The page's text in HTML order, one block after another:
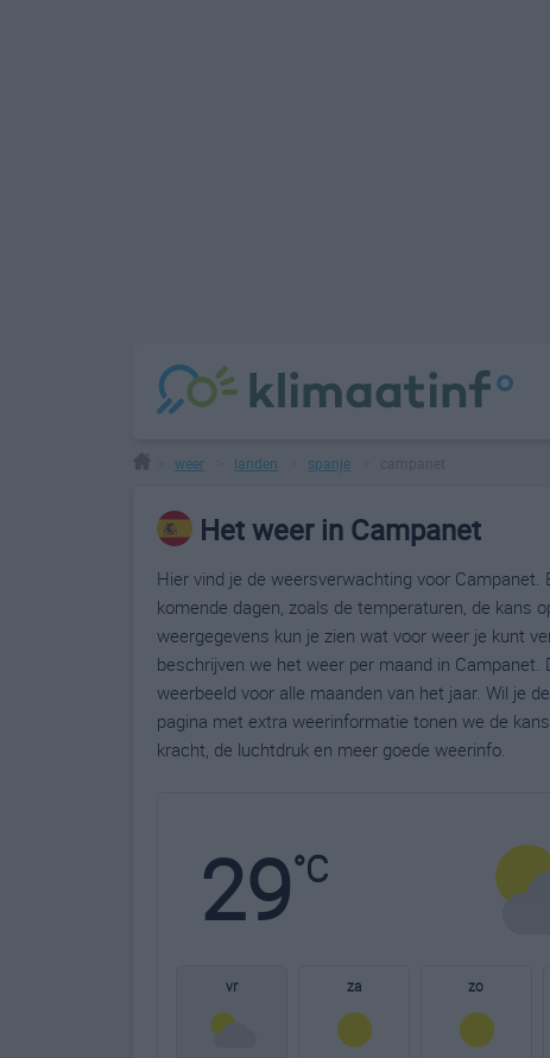
weer landen spanje
Het weer in Campanet
Hier vind je de weersverwachting voor
komende dagen, zoals de temperaturen, de kans
weergegevens kun je zien wat voor weer je kunt
beschrijven we het weer per maand in
weerbeeld voor alle maanden van het jaar. Wil je
pagina met extra weerinformatie tonen we de
kracht, de luchtdruk en meer goede weerinfo.
29°C
vr za zo